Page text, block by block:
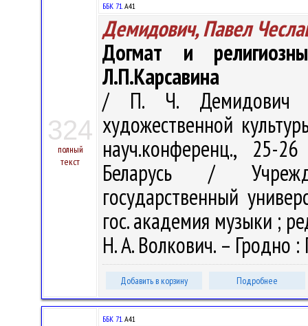
324
полный
текст
ББК 71.А41
Демидович, Павел
Догмат и
Л.П.Карсавина
/ П. Ч. Демидович //
художественной
науч.конференц., 25-
Беларусь /
государственный
гос. академия музыки ;
Н. А. Волкович. – Гродно
Добавить в корзину Подробнее
ББК 71.А41